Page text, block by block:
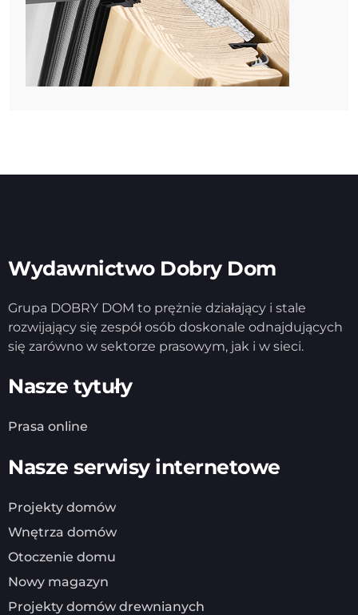
Wydawnictwo Dobry Dom
Grupa DOBRY DOM to prężnie działający i stale
rozwijający się zespół osób doskonale odnajdujących
się zarówno w sektorze prasowym, jak i w sieci.
Nasze tytuły
Prasa online
Nasze serwisy internetowe
Projekty domów
Wnętrza domów
Otoczenie domu
Nowy magazyn
Projekty domów drewnianych